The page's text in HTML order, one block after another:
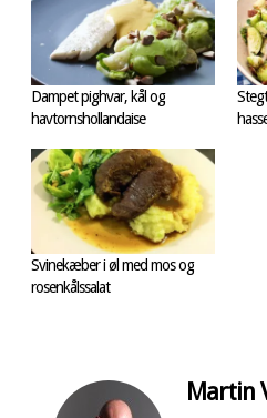
Dampet pighvar, kål og
havtornshollandaise
Svinekæber i øl med mos og
rosenkålssalat
Martin